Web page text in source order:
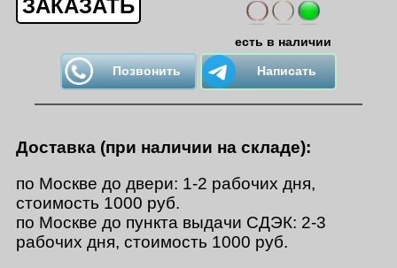
ЗАКАЗАТЬ
есть в наличии
Позвонить Написать
Доставка (при наличии на складе):
по Москве до двери: 1-2 рабочих дня,
стоимость 1000 руб.
по Москве до пункта выдачи СДЭК: 2-3
рабочих дня, стоимость 1000 руб.